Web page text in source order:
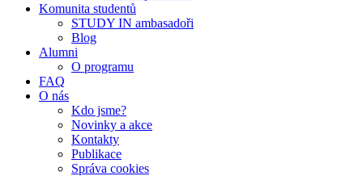
Komunita studentů
STUDY IN ambasadoři
Blog
Alumni
O programu
FAQ
O nás
Kdo jsme?
Novinky a akce
Kontakty
Publikace
Správa cookies